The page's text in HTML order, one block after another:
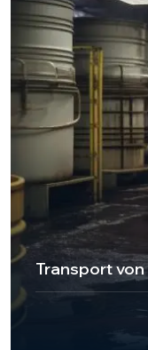
Transport
UKT Express